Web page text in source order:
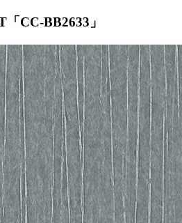
CC-BB2633」